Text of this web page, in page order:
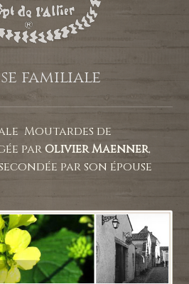
familiale
Moutardes de
par Olivier Maenner,
par son épouse